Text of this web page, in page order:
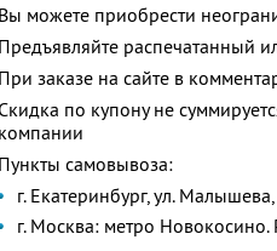
Вы можете приобрести
Предъявляйте распечатанный
При заказе на сайте в
Скидка по купону не
компании
Пункты самовывоза:
г. Екатеринбург, ул.
г. Москва: метро Новокосино.